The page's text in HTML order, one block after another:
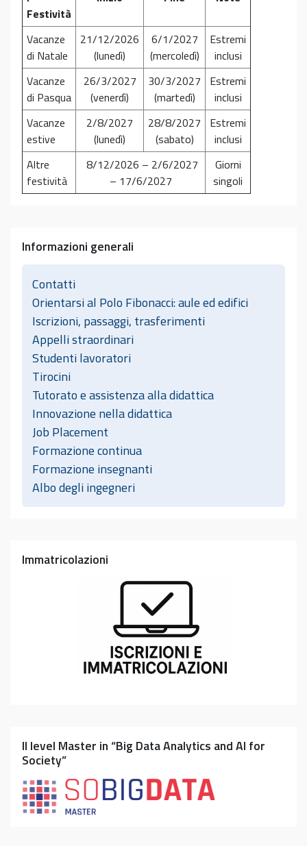
Festività
Vacanze
di Natale
21/12/2026
(lunedì)
6/1/2027
(mercoledì)
Estremi
inclusi
Vacanze
di Pasqua
26/3/2027
(venerdì)
30/3/2027
(martedì)
Estremi
inclusi
Vacanze
estive
2/8/2027
(lunedì)
28/8/2027
(sabato)
Estremi
inclusi
Altre
festività
8/12/2026 – 2/6/2027
– 17/6/2027
Giorni
singoli
Informazioni generali
Contatti
Orientarsi al Polo Fibonacci: aule ed edifici
Iscrizioni, passaggi, trasferimenti
Appelli straordinari
Studenti lavoratori
Tirocini
Tutorato e assistenza alla didattica
Innovazione nella didattica
Job Placement
Formazione continua
Formazione insegnanti
Albo degli ingegneri
Immatricolazioni
II level Master in “Big Data Analytics and AI for
Society”